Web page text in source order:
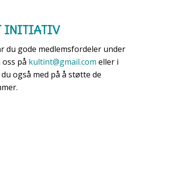
INITIATIV
du gode medlemsfordeler under
på kultint@gmail.com eller i
også med på å støtte de